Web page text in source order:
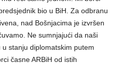
bio u BiH. Za odbranu
nad Bošnjacima je izvršen
Ne sumnjajući da naši
stanju diplomatskim putem
časne ARBiH od istih